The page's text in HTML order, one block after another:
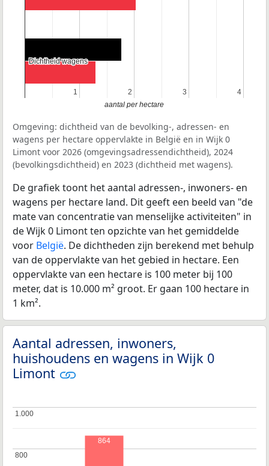
1
1 2
2 3
3 4
4
Dichtheid wagens
Dichtheid wagens
aantal per hectare
Omgeving: dichtheid van de bevolking-, adressen- en
wagens per hectare oppervlakte in België en in Wijk 0
Limont voor 2026 (omgevingsadressendichtheid), 2024
(bevolkingsdichtheid) en 2023 (dichtheid met wagens).
De grafiek toont het aantal adressen-, inwoners- en
wagens per hectare land. Dit geeft een beeld van "de
mate van concentratie van menselijke activiteiten" in
de Wijk 0 Limont ten opzichte van het gemiddelde
voor België. De dichtheden zijn berekend met behulp
van de oppervlakte van het gebied in hectare. Een
oppervlakte van een hectare is 100 meter bij 100
meter, dat is 10.000 m² groot. Er gaan 100 hectare in
1 km².
Aantal adressen, inwoners,
huishoudens en wagens in Wijk 0
Limont
800
800
1.000
1.000
864